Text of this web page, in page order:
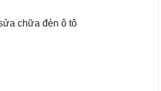
chữa đèn ô tô